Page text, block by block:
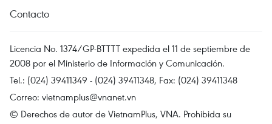
Contacto
Licencia No. 1374/GP-BTTTT expedida el 11 de septiembre de
2008 por el Ministerio de Información y Comunicación.
Tel.: (024) 39411349 - (024) 39411348, Fax: (024) 39411348
Correo: vietnamplus@vnanet.vn
© Derechos de autor de VietnamPlus, VNA. Prohibida su